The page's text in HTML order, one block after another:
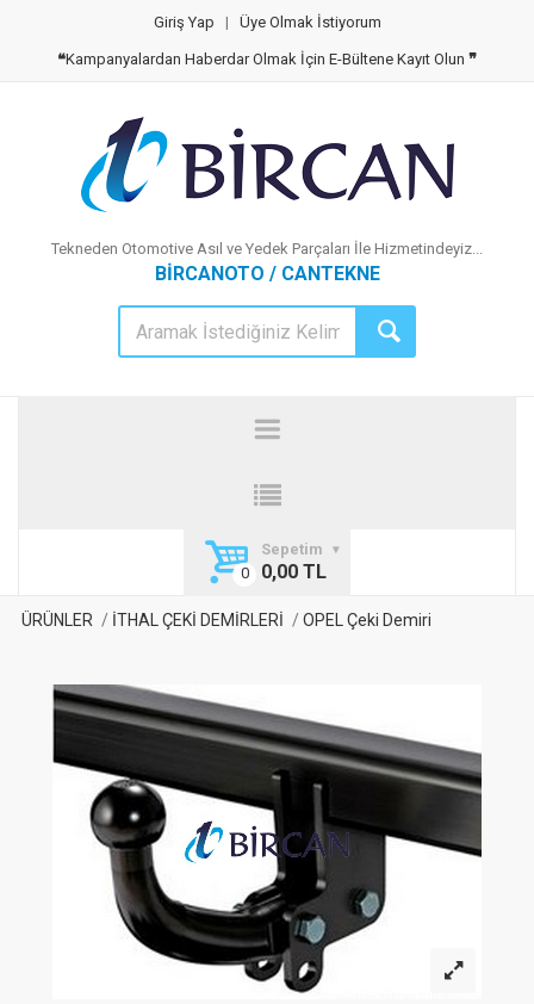
Giriş Yap | Üye Olmak İstiyorum
❝Kampanyalardan Haberdar Olmak İçin E-Bültene Kayıt Olun ❞
Tekneden Otomotive Asıl ve Yedek Parçaları İle Hizmetindeyiz...
BİRCANOTO / CANTEKNE
Sepetim
0,00 TL
ÜRÜNLER İTHAL ÇEKİ DEMİRLERİ OPEL Çeki Demiri